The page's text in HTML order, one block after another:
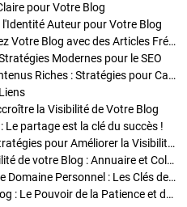
pour Votre Blog
Auteur pour Votre Blog
Stratégies de Publication : Boostez Votre Blog avec des Articles Fréquents et Exclusifs
Modernes pour le SEO
Enrichir Vos Articles avec des Contenus Riches : Stratégies pour Captiver et Optimiser
la Visibilité de Votre Blog
partage est la clé du succès !
Optimisation SEO des Articles : Stratégies pour Améliorer la Visibilité de Votre Blog
Stratégies pour améliorer la visibilité de votre Blog : Annuaire et Collaborations
Pourquoi Investir dans un Nom de Domaine Personnel : Les Clés de la Réussite de Votre Blog
Comment Faire Émerger Votre Blog : Le Pouvoir de la Patience et de la Persévérance